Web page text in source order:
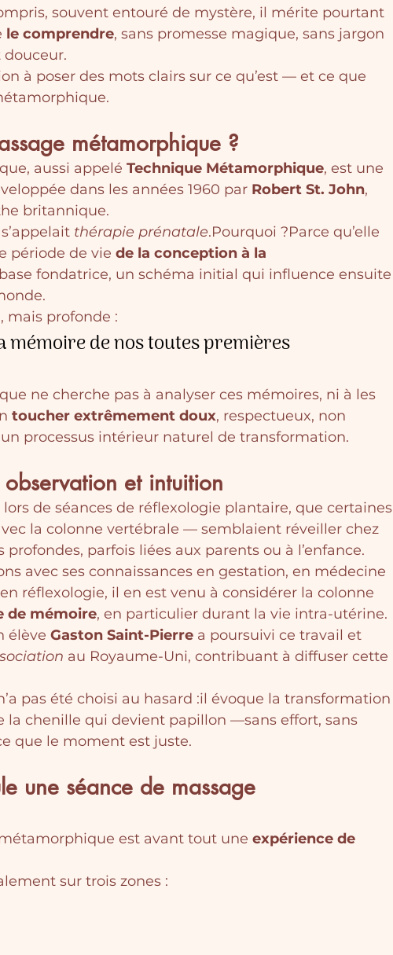
souvent entouré de mystère, il mérite pourtant
le comprendre, sans promesse magique, sans jargon
à poser des mots clairs sur ce qu’est — et ce que
métamorphique ?
aussi appelé Technique Métamorphique, est une
dans les années 1960 par Robert St. John,
britannique.
thérapie prénatale.Pourquoi ?Parce qu’elle
période de vie de la conception à la
fondatrice, un schéma initial qui influence ensuite
mais profonde :
de nos toutes premières
ne cherche pas à analyser ces mémoires, ni à les
toucher extrêmement doux, respectueux, non
processus intérieur naturel de transformation.
et intuition
lors de séances de réflexologie plantaire, que certaines
la colonne vertébrale — semblaient réveiller chez
parfois liées aux parents ou à l’enfance.
avec ses connaissances en gestation, en médecine
réflexologie, il en est venu à considérer la colonne
de mémoire, en particulier durant la vie intra-utérine.
élève Gaston Saint-Pierre a poursuivi ce travail et
au Royaume-Uni, contribuant à diffuser cette
pas été choisi au hasard :il évoque la transformation
la chenille qui devient papillon —sans effort, sans
que le moment est juste.
une séance de massage
est avant tout une expérience de
sur trois zones :